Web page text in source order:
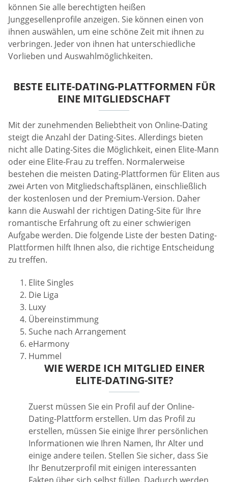
können Sie alle berechtigten heißen
Junggesellenprofile anzeigen. Sie können einen von
ihnen auswählen, um eine schöne Zeit mit ihnen zu
verbringen. Jeder von ihnen hat unterschiedliche
Vorlieben und Auswahlmöglichkeiten.
BESTE ELITE-DATING-PLATTFORMEN FÜR
EINE MITGLIEDSCHAFT
Mit der zunehmenden Beliebtheit von Online-Dating
steigt die Anzahl der Dating-Sites. Allerdings bieten
nicht alle Dating-Sites die Möglichkeit, einen Elite-Mann
oder eine Elite-Frau zu treffen. Normalerweise
bestehen die meisten Dating-Plattformen für Eliten aus
zwei Arten von Mitgliedschaftsplänen, einschließlich
der kostenlosen und der Premium-Version. Daher
kann die Auswahl der richtigen Dating-Site für Ihre
romantische Erfahrung oft zu einer schwierigen
Aufgabe werden. Die folgende Liste der besten Dating-
Plattformen hilft Ihnen also, die richtige Entscheidung
zu treffen.
Elite Singles
Die Liga
Luxy
Übereinstimmung
Suche nach Arrangement
eHarmony
Hummel
WIE WERDE ICH MITGLIED EINER
ELITE-DATING-SITE?
Zuerst müssen Sie ein Profil auf der Online-
Dating-Plattform erstellen. Um das Profil zu
erstellen, müssen Sie einige Ihrer persönlichen
Informationen wie Ihren Namen, Ihr Alter und
einige andere teilen. Stellen Sie sicher, dass Sie
Ihr Benutzerprofil mit einigen interessanten